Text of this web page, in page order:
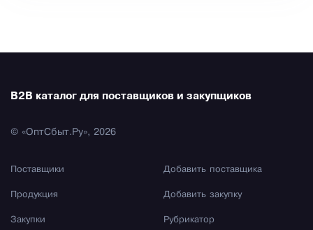
B2B каталог для поставщиков и закупщиков
© «ОптСбыт.Ру», 2026
Поставщики
Продукция
Закупки
Добавить поставщика
Добавить закупку
Рубрикатор